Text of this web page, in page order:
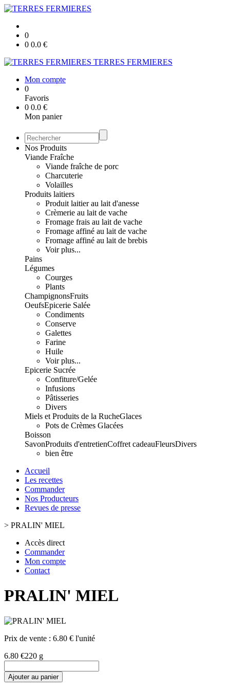
0
0 0.0 €
TERRES FERMIERES
Mon compte
0
Favoris
0 0.0 €
Mon panier
Nos Produits
Viande Fraîche
Viande fraîche de porc
Charcuterie
Volailles
Produits laitiers
Produit laitier au lait d'anesse
Crèmerie au lait de vache
Fromage frais au lait de vache
Fromage affiné au lait de vache
Fromage affiné au lait de brebis
Voir plus...
Pains
Légumes
Courges
Plants
ChampignonsFruits
OeufsEpicerie Salée
Condiments
Conserve
Galettes
Farine
Huile
Voir plus...
Epicerie Sucrée
Confiture/Gelée
Infusions
Pâtisseries
Divers
Miels et Produits de la RucheGlaces
Pots de Crèmes Glacées
Boisson
SavonProduits d'entretienCoffret cadeauFleursDivers
bien être
Accueil
Les recettes
Commander
Nos Producteurs
Revues de presse
> PRALIN' MIEL
Accès direct
Commander
Mon compte
Contact
PRALIN' MIEL
Prix de vente : 6.80 € l'unité
6.80 €220 g
Ajouter au panier